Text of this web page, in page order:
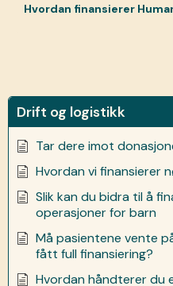
Drift og logistikk
Tar dere imot
Hvordan vi finansierer
Slik kan du bidra til å
operasjoner for barn
Må pasientene vente
fått full finansiering?
Hvordan håndterer